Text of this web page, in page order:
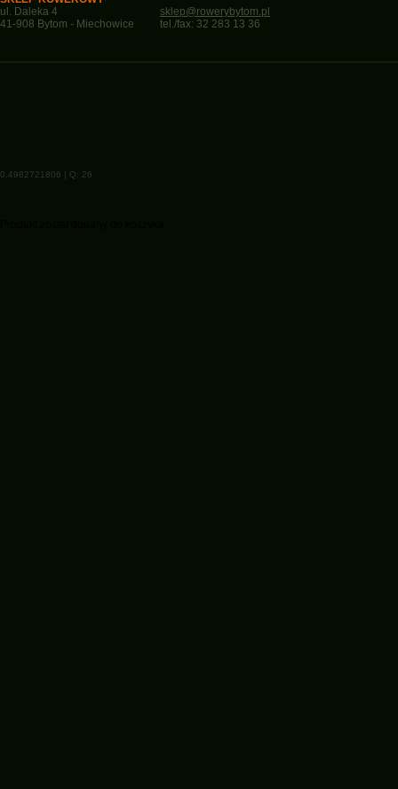
ul. Daleka 4
41-908 Bytom - Miechowice
sklep@rowerybytom.pl
tel./fax: 32 283 13 36
0.4982721806 | Q: 26